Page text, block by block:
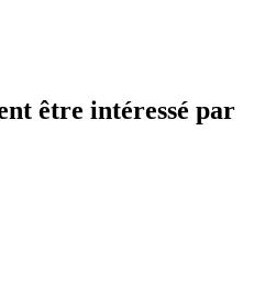
être intéressé par